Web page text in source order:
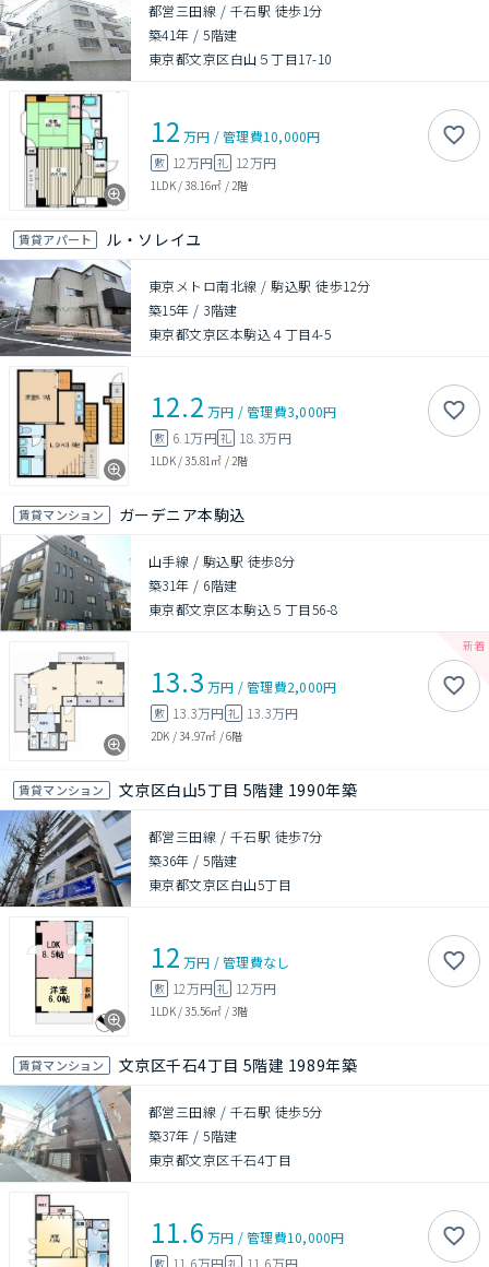
都営三田線 / 千石駅 徒歩1分
築41年 /5階建
東京都文京区白山５丁目17-10
12 万円 /管理費10,000円
敷 12万円 礼 12万円
1LDK/38.16㎡ / 2階
賃貸アパート ル・ソレイユ
東京メトロ南北線 / 駒込駅 徒歩12分
築15年 / 3階建
東京都文京区本駒込４丁目4-5
12.2 万円 /管理費3,000円
敷 6.1万円礼 18.3万円
1LDK/35.81㎡ / 2階
賃貸マンション ガーデニア本駒込
山手線 / 駒込駅 徒歩8分
築31年 / 6階建
東京都文京区本駒込５丁目56-8
13.3 万円 /管理費2,000円
敷 13.3万円 礼 13.3万円
2DK /34.97㎡ /6階
賃貸マンション 文京区白山5丁目 5階建 1990年築
都営三田線 / 千石駅 徒歩7分
築36年 /5階建
東京都文京区白山5丁目
12 万円 /管理費なし
敷 12万円 礼 12万円
1LDK/35.56㎡ /3階
賃貸マンション 文京区千石4丁目 5階建 1989年築
都営三田線 / 千石駅 徒歩5分
築37年 /5階建
東京都文京区千石4丁目
11.6 万円 /管理費10,000円
敷 11.6万円 礼 11.6万円